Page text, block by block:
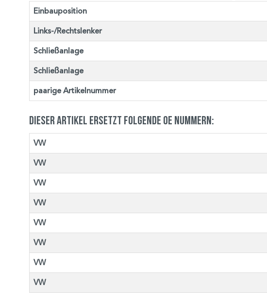
Einbauposition
Links-/Rechtslenker
Schließanlage
Schließanlage
paarige Artikelnummer
Dieser Artikel ersetzt folgende OE Nummern:
VW
VW
VW
VW
VW
VW
VW
VW